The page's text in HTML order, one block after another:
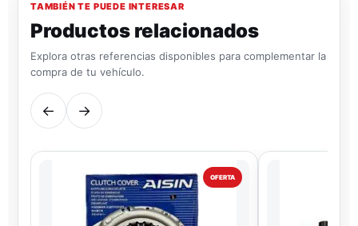
TAMBIÉN TE PUEDE INTERESAR
Productos relacionados
Explora otras referencias disponibles para complementar la
compra de tu vehículo.
← →
OFERTA